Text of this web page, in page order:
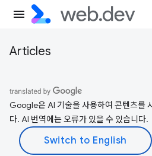
Articles
Google은 AI 기술을 사용하여 콘텐츠를
다. AI 번역에는 오류가 있을 수 있습니다.